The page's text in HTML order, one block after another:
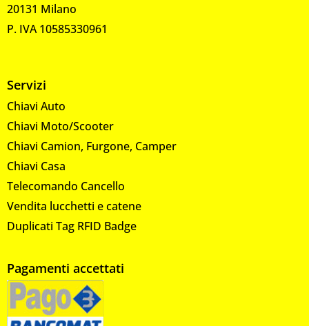
20131 Milano
P. IVA 10585330961
Servizi
Chiavi Auto
Chiavi Moto/Scooter
Chiavi Camion, Furgone, Camper
Chiavi Casa
Telecomando Cancello
Vendita lucchetti e catene
Duplicati Tag RFID Badge
Pagamenti accettati